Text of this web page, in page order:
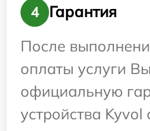
4
Гарантия
После
оплаты услуги
официальную
устройства